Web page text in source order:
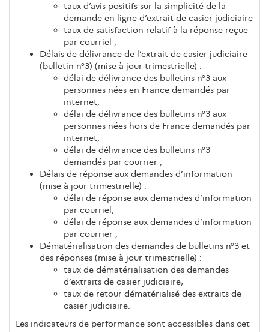
taux d’avis positifs sur la simplicité de la
demande en ligne d’extrait de casier judiciaire
taux de satisfaction relatif à la réponse reçue
par courriel ;
Délais de délivrance de l’extrait de casier judiciaire
(bulletin n°3) (mise à jour trimestrielle) :
délai de délivrance des bulletins n°3 aux
personnes nées en France demandés par
internet,
délai de délivrance des bulletins n°3 aux
personnes nées hors de France demandés par
internet,
délai de délivrance des bulletins n°3
demandés par courrier ;
Délais de réponse aux demandes d’information
(mise à jour trimestrielle) :
délai de réponse aux demandes d’information
par courriel,
délai de réponse aux demandes d’information
par courrier ;
Dématérialisation des demandes de bulletins n°3 et
des réponses (mise à jour trimestrielle) :
taux de dématérialisation des demandes
d’extraits de casier judiciaire,
taux de retour dématérialisé des extraits de
casier judiciaire.
Les indicateurs de performance sont accessibles dans cet